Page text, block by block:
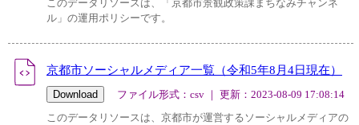
このデータリソースは、「京都市景観政策課まちなみチャンネ
ル」の運用ポリシーです。
京都市ソーシャルメディア一覧（令和5年8月4日現在）
ファイル形式：csv ｜ 更新：2023-08-09 17:08:14
このデータリソースは、京都市が運営するソーシャルメディアの